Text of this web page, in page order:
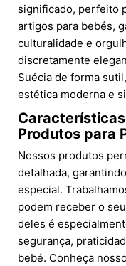
significado, perfeito
artigos para bebés,
culturalidade e
discretamente
Suécia de forma
estética moderna e
Produtos para
Nossos produtos
detalhada,
especial.
podem receber o
deles é
segurança,
bebé. Conheça